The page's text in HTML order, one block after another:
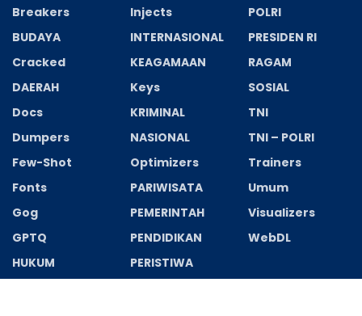
Breakers
BUDAYA
Cracked
DAERAH
Docs
Dumpers
Few-Shot
Fonts
Gog
GPTQ
HUKUM
Injects
INTERNASIONAL
KEAGAMAAN
Keys
KRIMINAL
NASIONAL
Optimizers
PARIWISATA
PEMERINTAH
PENDIDIKAN
PERISTIWA
POLRI
PRESIDEN RI
RAGAM
SOSIAL
TNI
TNI – POLRI
Trainers
Umum
Visualizers
WebDL